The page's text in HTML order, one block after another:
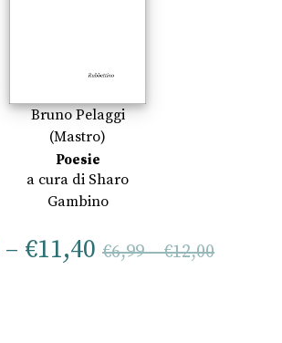
Bruno Pelaggi
(Mastro)
Poesie
a cura di Sharo
Gambino
– €11,40 €6,99–€12,00